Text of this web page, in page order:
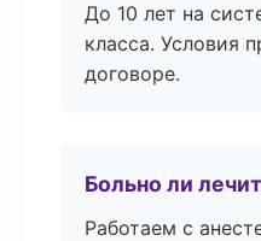
До 10 лет на
класса. Условия
договоре.
Больно ли
Работаем с